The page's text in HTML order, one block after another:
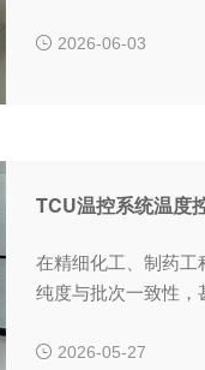
2026-06-03
TCU温控系统温度
在精细化工、制药工
纯度与批次一致性，
障复杂工艺稳定性的
2026-05-27